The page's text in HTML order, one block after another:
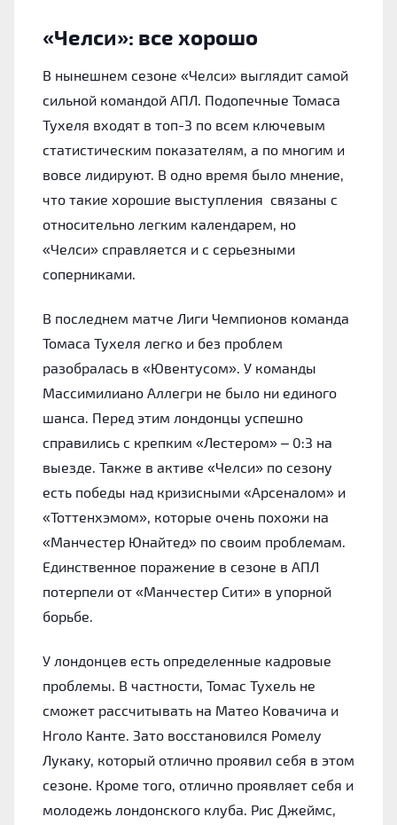
«Челси»: все хорошо
В нынешнем сезоне «Челси» выглядит самой
сильной командой АПЛ. Подопечные Томаса
Тухеля входят в топ-3 по всем ключевым
статистическим показателям, а по многим и
вовсе лидируют. В одно время было мнение,
что такие хорошие выступления связаны с
относительно легким календарем, но
«Челси» справляется и с серьезными
соперниками.
В последнем матче Лиги Чемпионов команда
Томаса Тухеля легко и без проблем
разобралась в «Ювентусом». У команды
Массимилиано Аллегри не было ни единого
шанса. Перед этим лондонцы успешно
справились с крепким «Лестером» – 0:3 на
выезде. Также в активе «Челси» по сезону
есть победы над кризисными «Арсеналом» и
«Тоттенхэмом», которые очень похожи на
«Манчестер Юнайтед» по своим проблемам.
Единственное поражение в сезоне в АПЛ
потерпели от «Манчестер Сити» в упорной
борьбе.
У лондонцев есть определенные кадровые
проблемы. В частности, Томас Тухель не
сможет рассчитывать на Матео Ковачича и
Нголо Канте. Зато восстановился Ромелу
Лукаку, который отлично проявил себя в этом
сезоне. Кроме того, отлично проявляет себя и
молодежь лондонского клуба. Рис Джеймс,